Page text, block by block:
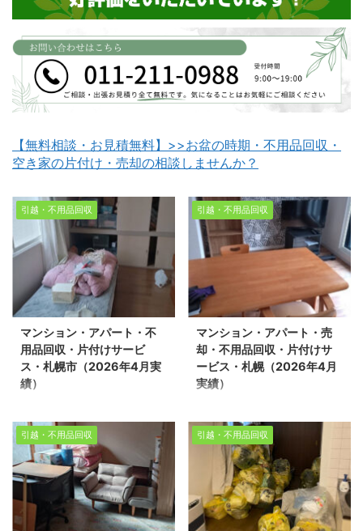
【無料相談・お見積無料】>>お盆の時期・不用品回収・
空き家の片付け・売却の相談しませんか？
引越・不用品回収
マンション・アパート・不
用品回収・片付けサービ
ス・札幌市（2026年4月実
績）
不用品回収・片付けサー
ビス・札幌市（2026年4
月実績） 生活応援エコス
タイルでは不用品回収・
遺品整理・家の片付けを
行っております。 今回
引越・不用品回収
マンション・アパート・売
却・不用品回収・片付けサ
ービス・札幌（2026年4月
実績）
売却・不用品回収・片付
けサービス・札幌
（2026年4月実績） 生
活応援エコスタイルでは
不用品回収・遺品整理・
家の片付けを行っており
引越・不用品回収 引越・不用品回収